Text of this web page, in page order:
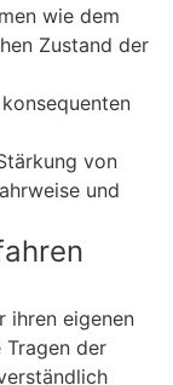
wie dem
Zustand der
von
und
ihren eigenen
Tragen der